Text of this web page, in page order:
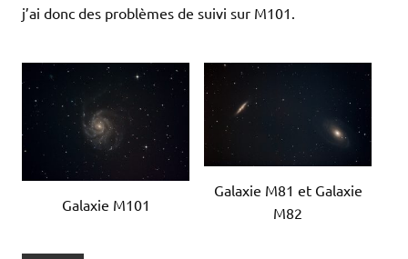
j’ai donc des problèmes de suivi sur M101.
Galaxie M101
Galaxie M81 et Galaxie
M82